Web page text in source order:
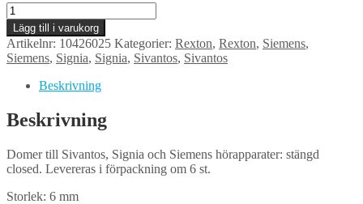
Dome
stängd
closed
6
mm.
Signia
mängd
Lägg till i varukorg
Artikelnr: 10426025 Kategorier: Rexton, Rexton, Siemens,
Siemens, Signia, Signia, Sivantos, Sivantos
Beskrivning
Beskrivning
Domer till Sivantos, Signia och Siemens hörapparater: stängd
closed. Levereras i förpackning om 6 st.
Storlek: 6 mm